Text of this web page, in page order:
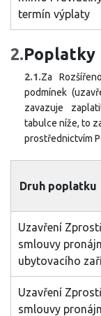
termín výplaty
2.Poplatky
2.1.Za
podmínek
zavazuje
tabulce níže, to
prostřednictvím
Druh poplatku
Uzavření
smlouvy
ubytovacího
Uzavření
smlouvy